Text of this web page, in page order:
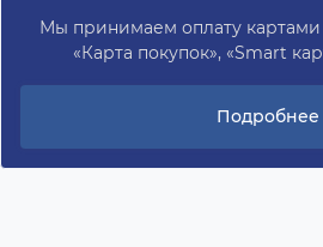
Мы принимаем оплату картами
«Карта покупок», «Smart
Подробнее